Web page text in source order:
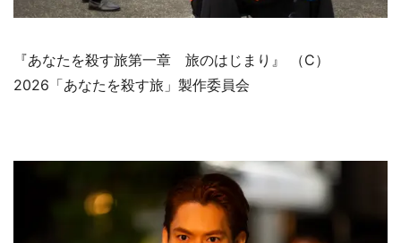
『あなたを殺す旅第一章 旅のはじまり』 （C）
2026「あなたを殺す旅」製作委員会